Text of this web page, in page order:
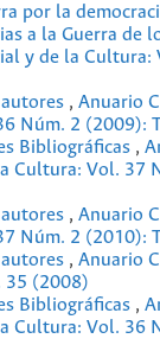
por la
a la Guerra de
y de la Cultura:
autores , Anuario
Núm. 2 (2009):
Bibliográficas ,
Cultura: Vol. 37
autores , Anuario
Núm. 2 (2010):
autores , Anuario
35 (2008)
Bibliográficas ,
Cultura: Vol. 36